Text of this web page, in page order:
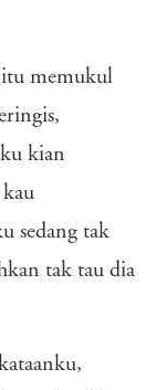
itu memukul
kian
sedang tak
tak tau dia